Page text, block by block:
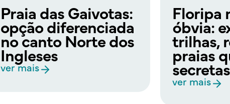
Praia das Gaivotas:
opção diferenciada
no canto Norte dos
Ingleses
ver mais
Floripa
óbvia:
trilhas,
praias
secretas
ver mais